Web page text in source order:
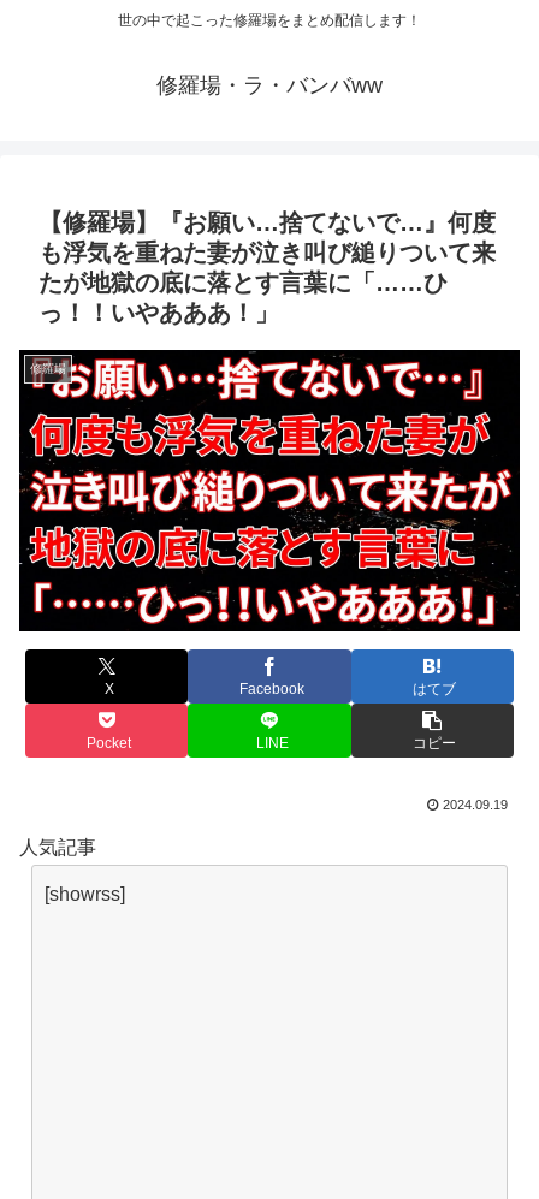
世の中で起こった修羅場をまとめ配信します！
修羅場・ラ・バンバww
【修羅場】『お願い…捨てないで…』何度
も浮気を重ねた妻が泣き叫び縋りついて来
たが地獄の底に落とす言葉に「……ひ
っ！！いやあああ！」
修羅場
X Facebook はてブ
Pocket LINE コピー
2024.09.19
人気記事
[showrss]